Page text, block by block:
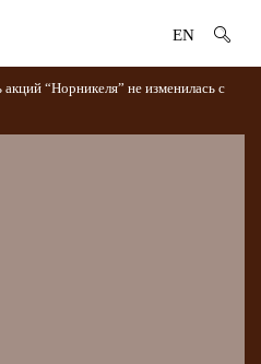
EN
“Норникеля” не изменилась с